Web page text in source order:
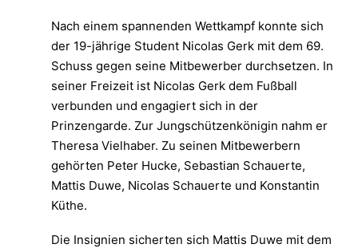
Nach einem spannenden Wettkampf konnte sich
der 19-jährige Student Nicolas Gerk mit dem 69.
Schuss gegen seine Mitbewerber durchsetzen. In
seiner Freizeit ist Nicolas Gerk dem Fußball
verbunden und engagiert sich in der
Prinzengarde. Zur Jungschützenkönigin nahm er
Theresa Vielhaber. Zu seinen Mitbewerbern
gehörten Peter Hucke, Sebastian Schauerte,
Mattis Duwe, Nicolas Schauerte und Konstantin
Küthe.
Die Insignien sicherten sich Mattis Duwe mit dem